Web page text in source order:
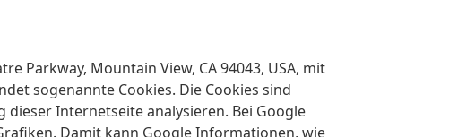
Parkway, Mountain View, CA 94043, USA, mit
sogenannte Cookies. Die Cookies sind
Internetseite analysieren. Bei Google
Damit kann Google Informationen, wie